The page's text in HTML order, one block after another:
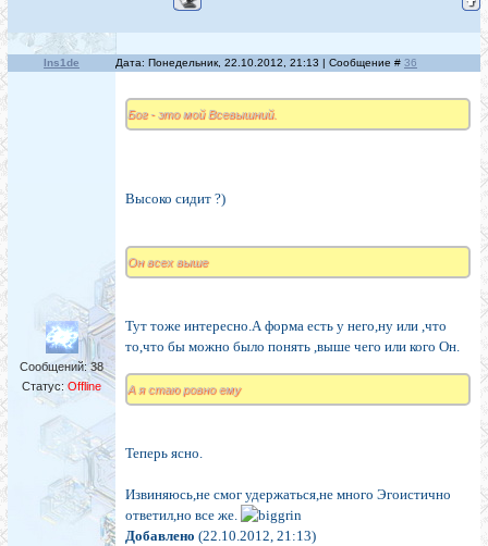
Ins1de Дата: Понедельник, 22.10.2012, 21:13 | Сообщение # 36
Сообщений:38
Статус: Offline
Бог - это мой Всевышний.
Высоко сидит ?)
Он всех выше
Тут тоже интересно.А форма есть у него,ну или ,что
то,что бы можно было понять ,выше чего или кого Он.
А я стаю ровно ему
Теперь ясно.
Извиняюсь,не смог удержаться,не много Эгоистично
ответил,но все же.
Добавлено (22.10.2012, 21:13)